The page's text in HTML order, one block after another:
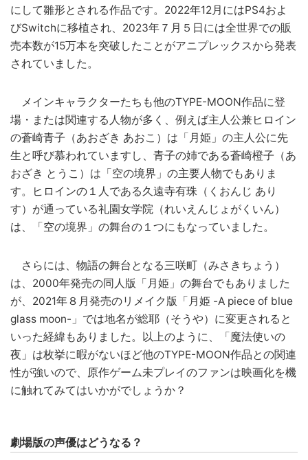
にして雛形とされる作品です。2022年12月にはPS4およ
びSwitchに移植され、2023年７月５日には全世界での販
売本数が15万本を突破したことがアニプレックスから発表
されていました。
メインキャラクターたちも他のTYPE-MOON作品に登
場・または関連する人物が多く、例えば主人公兼ヒロイン
の蒼崎青子（あおざき あおこ）は「月姫」の主人公に先
生と呼び慕われていますし、青子の姉である蒼崎橙子（あ
おざき とうこ）は「空の境界」の主要人物でもありま
す。ヒロインの１人である久遠寺有珠（くおんじ あり
す）が通っている礼園女学院（れいえんじょがくいん）
は、「空の境界」の舞台の１つにもなっていました。
さらには、物語の舞台となる三咲町（みさきちょう）
は、2000年発売の同人版「月姫」の舞台でもありました
が、2021年８月発売のリメイク版「月姫 -A piece of blue
glass moon-」では地名が総耶（そうや）に変更されると
いった経緯もありました。以上のように、「魔法使いの
夜」は枚挙に暇がないほど他のTYPE-MOON作品との関連
性が強いので、原作ゲーム未プレイのファンは映画化を機
に触れてみてはいかがでしょうか？
劇場版の声優はどうなる？